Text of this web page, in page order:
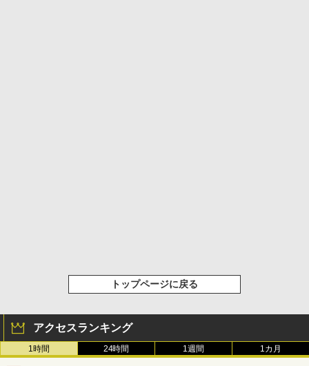
トップページに戻る
アクセスランキング
1時間 24時間 1週間 1カ月